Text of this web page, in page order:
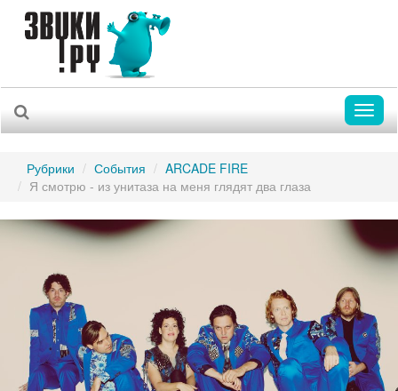
Рубрики События
ARCADE FIRE
Я смотрю - из унитаза на меня глядят два глаза